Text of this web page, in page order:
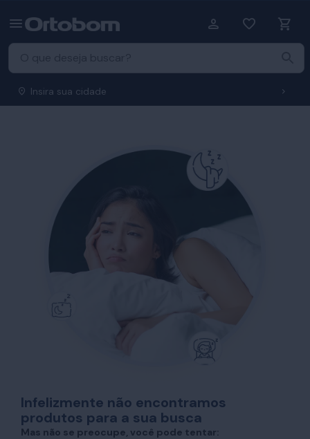
Insira sua cidade
Infelizmente não encontramos
produtos para a sua busca
Mas não se preocupe, você pode tentar: